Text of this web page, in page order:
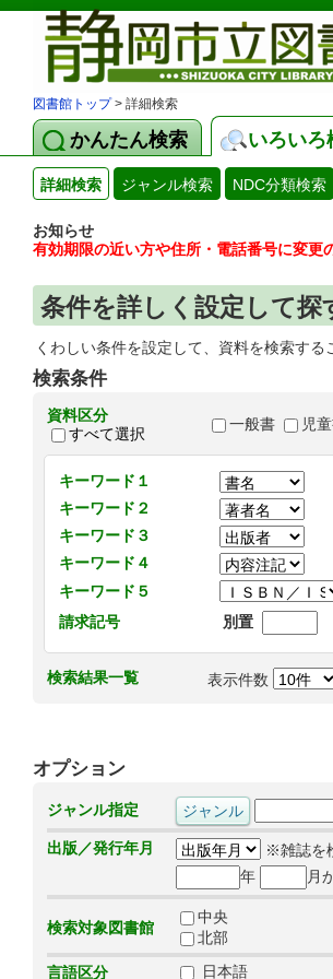
図書館トップ> 詳細検索
かんたん検索 いろいろ
詳細検索 ジャンル検索 NDC分類検索
お知らせ
有効期限の近い方や住所・電話番号に変更
条件を詳しく設定して探
くわしい条件を設定して、資料を検索する
検索条件
資料区分
すべて選択
一般書 児
キーワード１
キーワード２
キーワード３
キーワード４
キーワード５
請求記号
別置
検索結果一覧 表示件数
オプション
ジャンル指定
出版／発行年月
※雑誌を
年
月
検索対象図書館
中央
北部
言語区分
日本語